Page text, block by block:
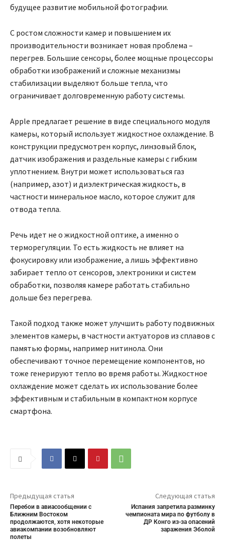
будущее развитие мобильной фотографии.
С ростом сложности камер и повышением их
производительности возникает новая проблема –
перегрев. Большие сенсоры, более мощные процессоры
обработки изображений и сложные механизмы
стабилизации выделяют больше тепла, что
ограничивает долговременную работу системы.
Apple предлагает решение в виде специального модуля
камеры, который использует жидкостное охлаждение. В
конструкции предусмотрен корпус, линзовый блок,
датчик изображения и раздельные камеры с гибким
уплотнением. Внутри может использоваться газ
(например, азот) и диэлектрическая жидкость, в
частности минеральное масло, которое служит для
отвода тепла.
Речь идет не о жидкостной оптике, а именно о
терморегуляции. То есть жидкость не влияет на
фокусировку или изображение, а лишь эффективно
забирает тепло от сенсоров, электроники и систем
обработки, позволяя камере работать стабильно
дольше без перегрева.
Такой подход также может улучшить работу подвижных
элементов камеры, в частности актуаторов из сплавов с
памятью формы, например нитинола. Они
обеспечивают точное перемещение компонентов, но
тоже генерируют тепло во время работы. Жидкостное
охлаждение может сделать их использование более
эффективным и стабильным в компактном корпусе
смартфона.
Предыдущая статья
Перебои в авиасообщении с
Ближним Востоком
продолжаются, хотя некоторые
авиакомпании возобновляют
полеты
Следующая статья
Испания запретила разминку
чемпионата мира по футболу в
ДР Конго из-за опасений
заражения Эболой